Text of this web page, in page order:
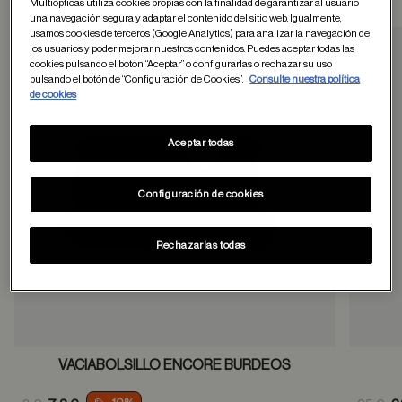
Guardar en
VACIABOLSILLO ENCORE BURDEOS
Multiópticas utiliza cookies propias con la finalidad de garantizar al usuario
una navegación segura y adaptar el contenido del sitio web. Igualmente,
usamos cookies de terceros (Google Analytics) para analizar la navegación de
los usuarios y poder mejorar nuestros contenidos. Puedes aceptar todas las
cookies pulsando el botón “Aceptar” o configurarlas o rechazar su uso
pulsando el botón de “Configuración de Cookies”.
Consulte nuestra política
de cookies
Configuración de cookies
Rechazarlas todas
Aceptar todas